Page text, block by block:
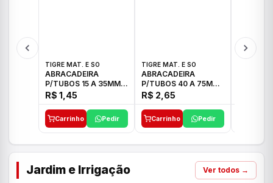
TIGRE MAT. E SO
ABRACADEIRA
P/TUBOS 15 A 35MM
TIGRE
R$ 1,45
Carrinho Pedir
TIGRE MAT. E SO
ABRACADEIRA
P/TUBOS 40 A 75MM
TIGRE
R$ 2,65
Carrinho Pedir
Jardim e Irrigação Ver todos →